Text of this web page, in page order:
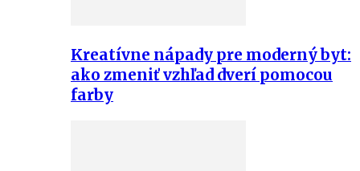
Kreatívne nápady pre moderný byt:
ako zmeniť vzhľad dverí pomocou
farby